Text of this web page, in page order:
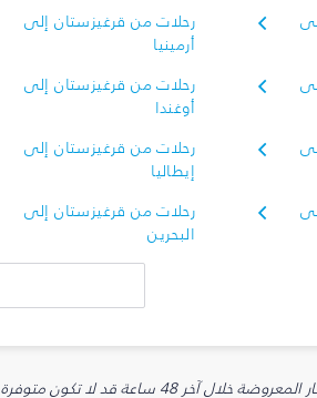
رحلات من قرغيزستان إلى
أرمينيا
رحلات من قرغيزستان إلى
أوغندا
رحلات من قرغيزستان إلى
إيطاليا
رحلات من قرغيزستان إلى
البحرين
قد يتم تطبيق رسوم إضافية على الإضافات الاختيارية.